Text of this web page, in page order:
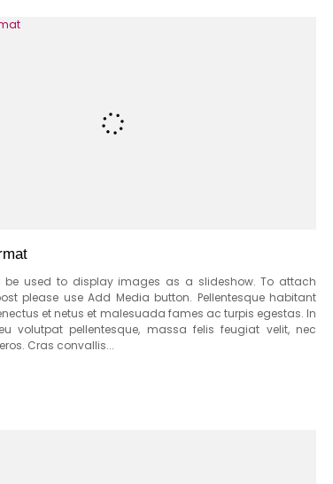
be used to display images as a slideshow. To attach
please use Add Media button. Pellentesque habitant
et netus et malesuada fames ac turpis egestas. In
volutpat pellentesque, massa felis feugiat velit, nec
Cras convallis...